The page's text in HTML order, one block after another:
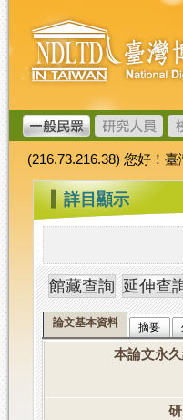
跳
到
主
要
內
容
臺
灣
博
碩
士
論
文
加
值
系
統
(216.73.216.38) 您好！
::: 詳目顯示
論文基本資料 摘要
本論文永